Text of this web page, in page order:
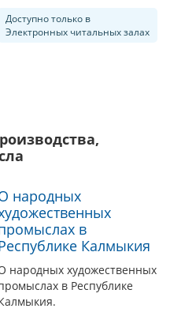
Доступно только в
Электронных читальных залах
народных
в
Калмыкия
народных художественных
в Республике